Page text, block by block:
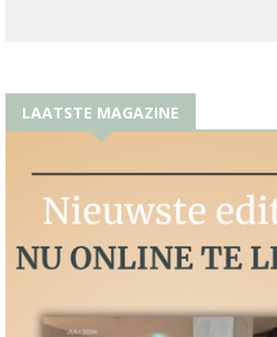
LAATSTE MAGAZINE